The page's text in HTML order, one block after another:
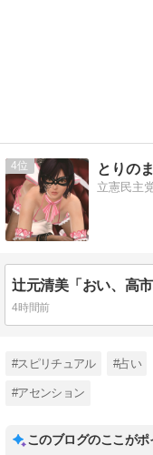
4 とりの
立憲民主
4時間前
#スピリチュアル #占い
#アセンション
このブログのここがポ